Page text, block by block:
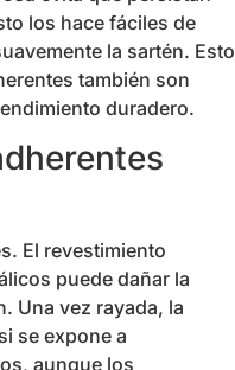
los hace fáciles de
la sartén. Esto
también son
duradero.
El revestimiento
puede dañar la
Una vez rayada, la
se expone a
aunque los